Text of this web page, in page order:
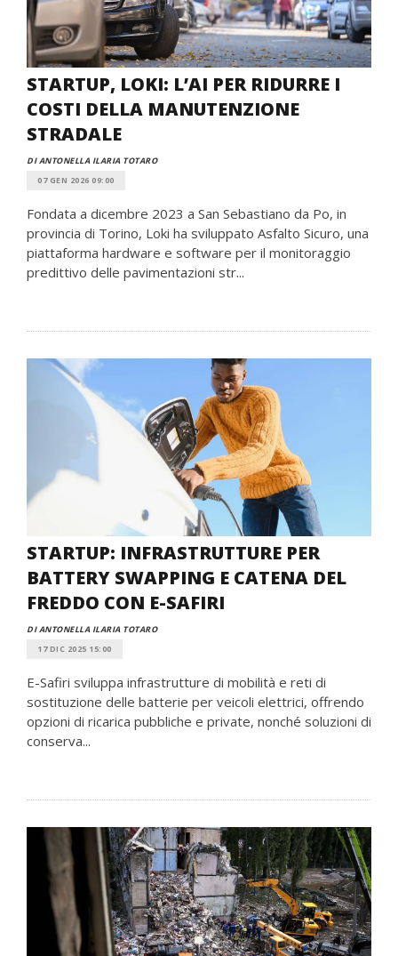
STARTUP, LOKI: L’AI PER RIDURRE I
COSTI DELLA MANUTENZIONE
STRADALE
DI ANTONELLA ILARIA TOTARO
07 GEN 2026 09:00
Fondata a dicembre 2023 a San Sebastiano da Po, in
provincia di Torino, Loki ha sviluppato Asfalto Sicuro, una
piattaforma hardware e software per il monitoraggio
predittivo delle pavimentazioni str...
STARTUP: INFRASTRUTTURE PER
BATTERY SWAPPING E CATENA DEL
FREDDO CON E-SAFIRI
DI ANTONELLA ILARIA TOTARO
17 DIC 2025 15:00
E-Safiri sviluppa infrastrutture di mobilità e reti di
sostituzione delle batterie per veicoli elettrici, offrendo
opzioni di ricarica pubbliche e private, nonché soluzioni di
conserva...